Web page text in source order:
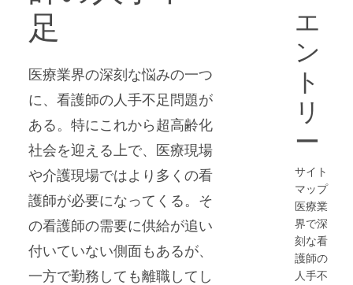
足
医療業界の深刻な悩みの一つ
に、看護師の人手不足問題が
ある。特にこれから超高齢化
社会を迎える上で、医療現場
や介護現場ではより多くの看
護師が必要になってくる。そ
の看護師の需要に供給が追い
付いていない側面もあるが、
一方で勤務しても離職してし
エ
ン
ト
リ
ー
サイト
マップ
医療業
界で深
刻な看
護師の
人手不